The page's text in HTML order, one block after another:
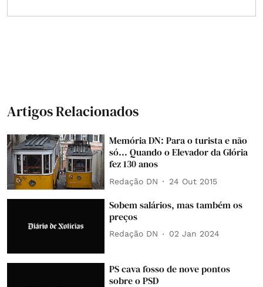
Artigos Relacionados
Memória DN: Para o turista e não
só... Quando o Elevador da Glória
fez 130 anos
Redação DN 24 Out 2015
Sobem salários, mas também os
preços
Redação DN 02 Jan 2024
PS cava fosso de nove pontos
sobre o PSD